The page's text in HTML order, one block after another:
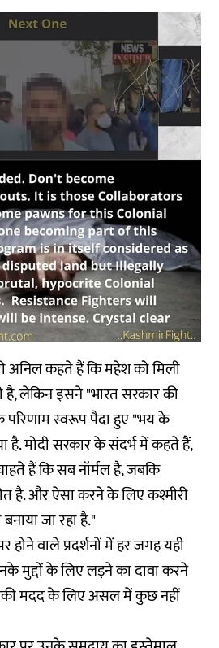
अनिल कहते हैं कि महेश को मिली
लेकिन इसने "भारत सरकार की
स्वरूप पैदा हुए "भय के
है. मोदी सरकार के संदर्भ में कहते हैं,
हैं कि सब नॉर्मल है, जबकि
है. और ऐसा करने के लिए कश्मीरी
जा रहा है."
वाले प्रदर्शनों में हर जगह यही
मुद्दों के लिए लड़ने का दावा करने
मदद के लिए असल में कुछ नहीं